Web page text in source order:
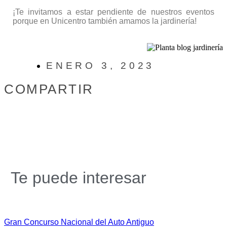
¡Te invitamos a estar pendiente de nuestros eventos
porque en Unicentro también amamos la jardinería!
ENERO 3, 2023
COMPARTIR
Te puede interesar
Gran Concurso Nacional del Auto Antiguo